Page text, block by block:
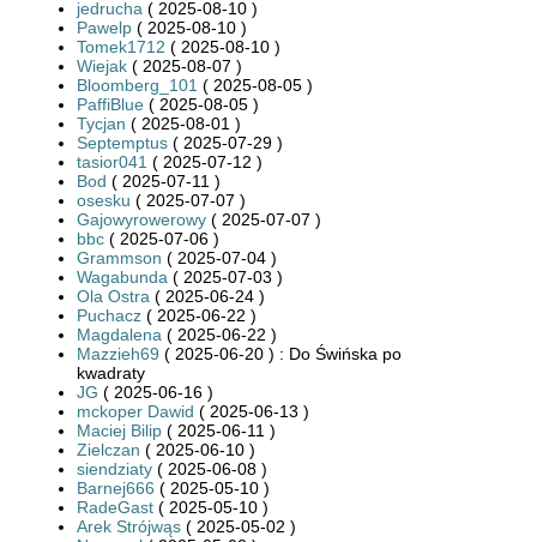
jedrucha ( 2025-08-10 )
Pawelp ( 2025-08-10 )
Tomek1712 ( 2025-08-10 )
Wiejak ( 2025-08-07 )
Bloomberg_101 ( 2025-08-05 )
PaffiBlue ( 2025-08-05 )
Tycjan ( 2025-08-01 )
Septemptus ( 2025-07-29 )
tasior041 ( 2025-07-12 )
Bod ( 2025-07-11 )
osesku ( 2025-07-07 )
Gajowyrowerowy ( 2025-07-07 )
bbc ( 2025-07-06 )
Grammson ( 2025-07-04 )
Wagabunda ( 2025-07-03 )
Ola Ostra ( 2025-06-24 )
Puchacz ( 2025-06-22 )
Magdalena ( 2025-06-22 )
Mazzieh69 ( 2025-06-20 ) : Do Świńska po
kwadraty
JG ( 2025-06-16 )
mckoper Dawid ( 2025-06-13 )
Maciej Bilip ( 2025-06-11 )
Zielczan ( 2025-06-10 )
siendziaty ( 2025-06-08 )
Barnej666 ( 2025-05-10 )
RadeGast ( 2025-05-10 )
Arek Strójwąs ( 2025-05-02 )